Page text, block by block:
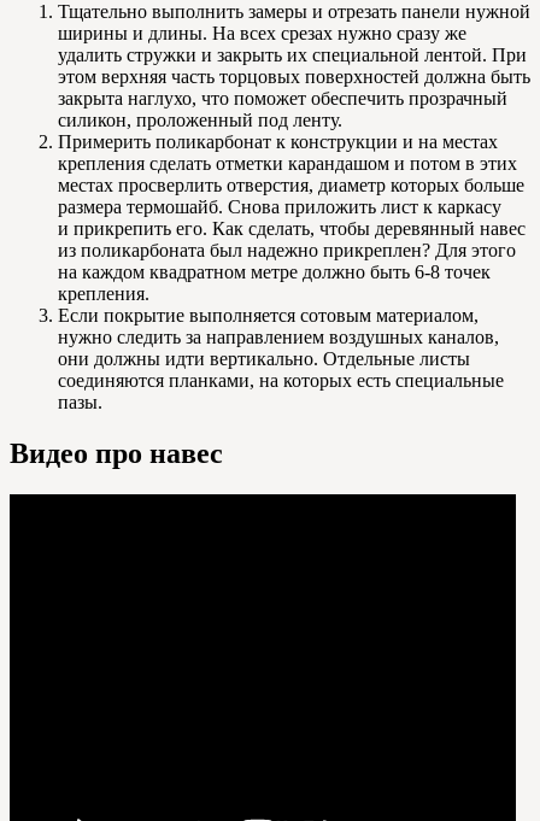
Тщательно выполнить замеры и отрезать панели нужной
ширины и длины. На всех срезах нужно сразу же
удалить стружки и закрыть их специальной лентой. При
этом верхняя часть торцовых поверхностей должна быть
закрыта наглухо, что поможет обеспечить прозрачный
силикон, проложенный под ленту.
Примерить поликарбонат к конструкции и на местах
крепления сделать отметки карандашом и потом в этих
местах просверлить отверстия, диаметр которых больше
размера термошайб. Снова приложить лист к каркасу
и прикрепить его. Как сделать, чтобы деревянный навес
из поликарбоната был надежно прикреплен? Для этого
на каждом квадратном метре должно быть 6-8 точек
крепления.
Если покрытие выполняется сотовым материалом,
нужно следить за направлением воздушных каналов,
они должны идти вертикально. Отдельные листы
соединяются планками, на которых есть специальные
пазы.
Видео про навес